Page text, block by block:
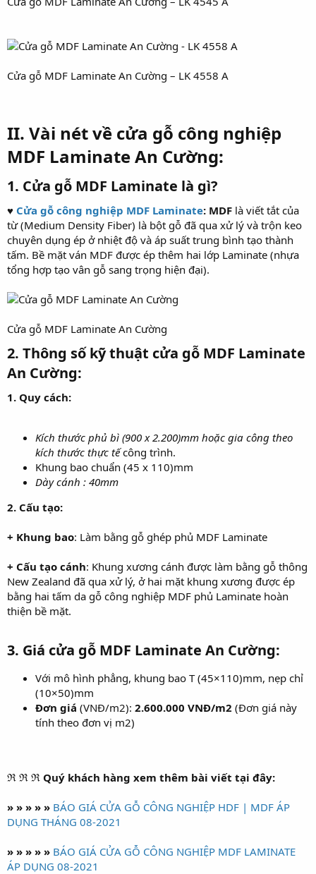
Cửa gỗ MDF Laminate An Cường – LK 4558 A
II. Vài nét về cửa gỗ công nghiệp
MDF Laminate An Cường:
1. Cửa gỗ MDF Laminate là gì?
♥ Cửa gỗ công nghiệp MDF Laminate: MDF là viết tắt của
từ (Medium Density Fiber) là bột gỗ đã qua xử lý và trộn keo
chuyên dụng ép ở nhiệt độ và áp suất trung bình tạo thành
tấm. Bề mặt ván MDF được ép thêm hai lớp Laminate (nhựa
tổng hợp tạo vân gỗ sang trọng hiện đại).
Cửa gỗ MDF Laminate An Cường
2. Thông số kỹ thuật cửa gỗ MDF Laminate
An Cường:
1. Quy cách:
Kích thước phủ bì (900 x 2.200)mm hoặc gia công theo
kích thước thực tếcông trình.
Khung bao chuẩn (45 x 110)mm
Dày cánh : 40mm
2. Cấu tạo:
+ Khung bao: Làm bằng gỗ ghép phủ MDF Laminate
+ Cấu tạo cánh: Khung xương cánh được làm bằng gỗ thông
New Zealand đã qua xử lý, ở hai mặt khung xương được ép
bằng hai tấm da gỗ công nghiệp MDF phủ Laminate hoàn
thiện bề mặt.
3. Giá cửa gỗ MDF Laminate An Cường:
Với mô hình phẳng, khung bao T (45×110)mm, nẹp chỉ
(10×50)mm
Đơn giá (VNĐ/m2): 2.600.000 VNĐ/m2 (Đơn giá này
tính theo đơn vị m2)
ℜ ℜ ℜ Quý khách hàng xem thêm bài viết tại đây:
» » » » » BÁO GIÁ CỬA GỖ CÔNG NGHIỆP HDF | MDF ÁP
DỤNG THÁNG 08-2021
» » » » » BÁO GIÁ CỬA GỖ CÔNG NGHIỆP MDF LAMINATE
ÁP DỤNG 08-2021